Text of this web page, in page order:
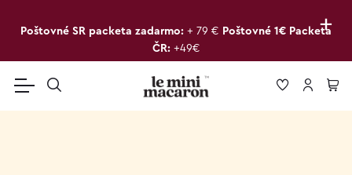
+
Poštovné SR packeta zadarmo: + 79 € Poštovné 1€ Packeta
ČR: +49€